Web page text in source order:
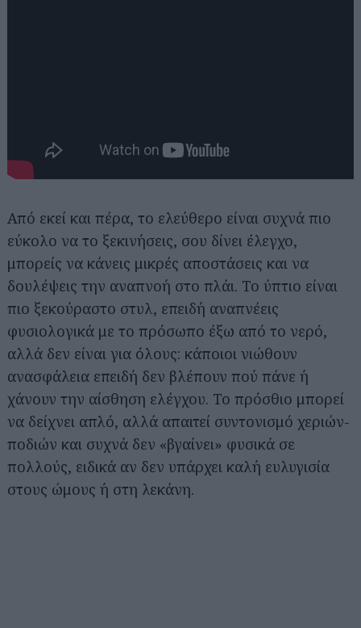
Από εκεί και πέρα, το ελεύθερο είναι συχνά πιο
εύκολο να το ξεκινήσεις, σου δίνει έλεγχο,
μπορείς να κάνεις μικρές αποστάσεις και να
δουλέψεις την αναπνοή στο πλάι. Το ύπτιο είναι
πιο ξεκούραστο στυλ, επειδή αναπνέεις
φυσιολογικά με το πρόσωπο έξω από το νερό,
αλλά δεν είναι για όλους: κάποιοι νιώθουν
ανασφάλεια επειδή δεν βλέπουν πού πάνε ή
χάνουν την αίσθηση ελέγχου. Το πρόσθιο μπορεί
να δείχνει απλό, αλλά απαιτεί συντονισμό χεριών-
ποδιών και συχνά δεν «βγαίνει» φυσικά σε
πολλούς, ειδικά αν δεν υπάρχει καλή ευλυγισία
στους ώμους ή στη λεκάνη.